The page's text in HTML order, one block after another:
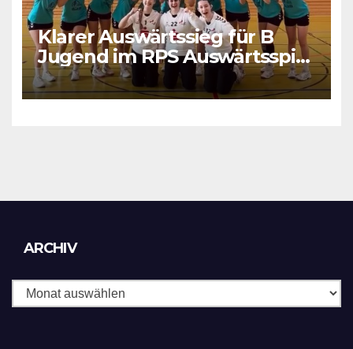
Klarer Auswärtssieg für B
Jugend im RPS Auswärtsspiel
in Luxenburg
ARCHIV